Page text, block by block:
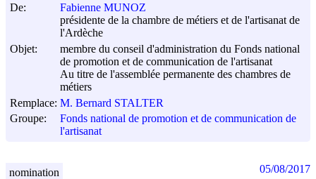
De:
Fabienne MUNOZ
présidente de la chambre de métiers et de l'artisanat de
l'Ardèche
Objet:
membre du conseil d'administration du Fonds national
de promotion et de communication de l'artisanat
Au titre de l'assemblée permanente des chambres de
métiers
Remplace: M. Bernard STALTER
Groupe:
Fonds national de promotion et de communication de
l'artisanat
nomination 05/08/2017